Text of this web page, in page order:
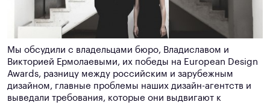
Мы обсудили с владельцами бюро, Владиславом и
Викторией Ермолаевыми, их победы на European Design
Awards, разницу между российским и зарубежным
дизайном, главные проблемы наших дизайн-агентств и
выведали требования, которые они выдвигают к